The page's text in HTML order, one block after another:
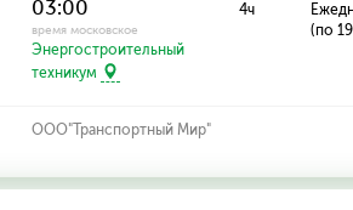
03:00
время московское
Энергостроительный
техникум
4ч
(по
ООО"Транспортный Мир"